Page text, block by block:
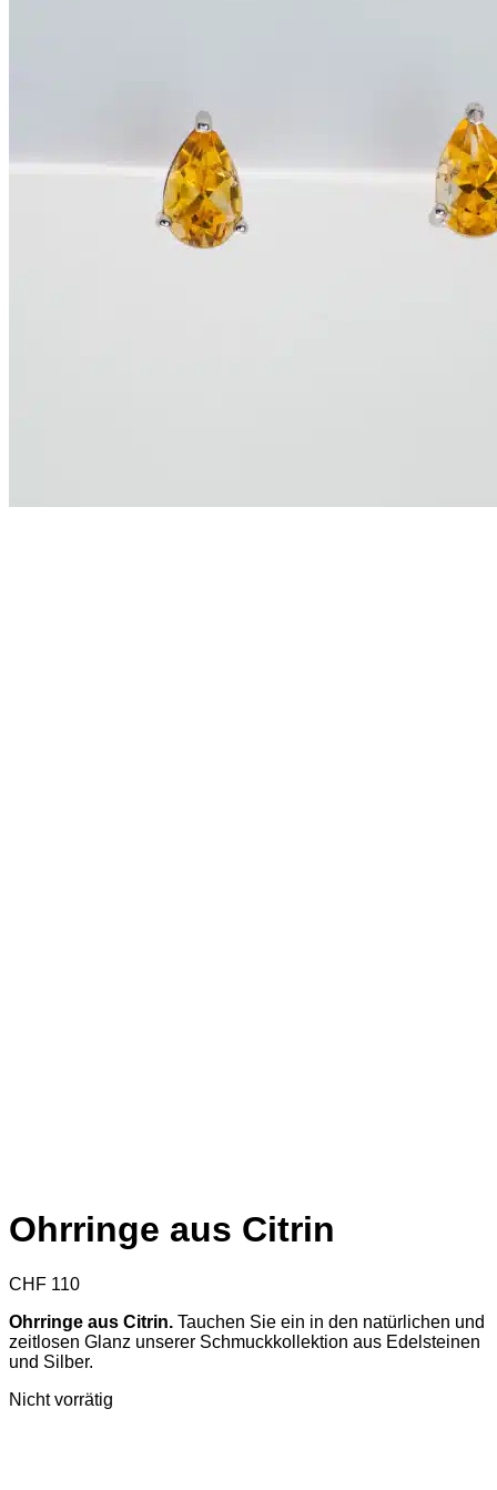
Ohrringe aus Citrin
CHF 110
Ohrringe aus Citrin. Tauchen Sie ein in den natürlichen und
zeitlosen Glanz unserer Schmuckkollektion aus Edelsteinen
und Silber.
Nicht vorrätig